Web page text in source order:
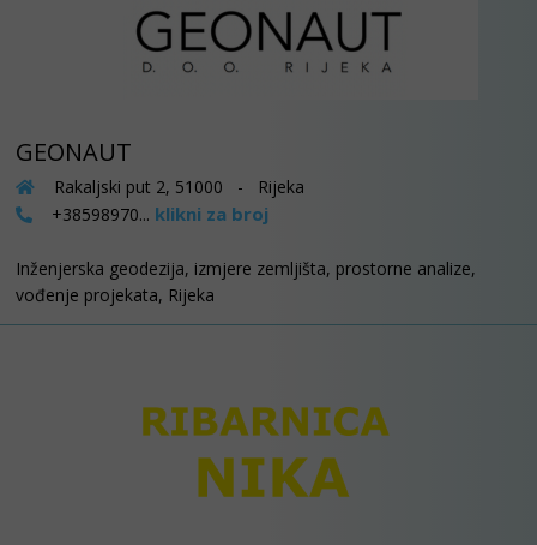
GEONAUT
Rakaljski put 2, 51000 - Rijeka
+38598970... klikni za broj
Inženjerska geodezija, izmjere zemljišta, prostorne analize,
vođenje projekata, Rijeka